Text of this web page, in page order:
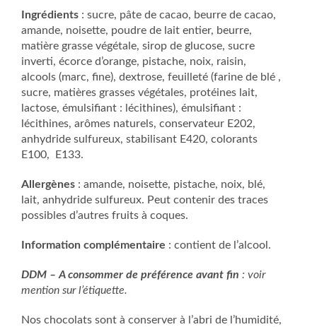
Ingrédients : sucre, pâte de cacao, beurre de cacao,
amande, noisette, poudre de lait entier, beurre,
matière grasse végétale, sirop de glucose, sucre
inverti, écorce d’orange, pistache, noix, raisin,
alcools (marc, fine), dextrose, feuilleté (farine de blé ,
sucre, matières grasses végétales, protéines lait,
lactose, émulsifiant : lécithines), émulsifiant :
lécithines, arômes naturels, conservateur E202,
anhydride sulfureux, stabilisant E420, colorants
E100, E133.
Allergènes : amande, noisette, pistache, noix, blé,
lait, anhydride sulfureux. Peut contenir des traces
possibles d’autres fruits à coques.
Information complémentaire : contient de l’alcool.
DDM – A consommer de préférence avant fin : voir
mention sur l’étiquette.
Nos chocolats sont à conserver à l’abri de l’humidité,